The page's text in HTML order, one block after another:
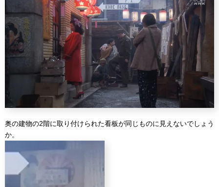
奥の建物の2階に取り付けられた看板が同じものに見えないでしょう
か。